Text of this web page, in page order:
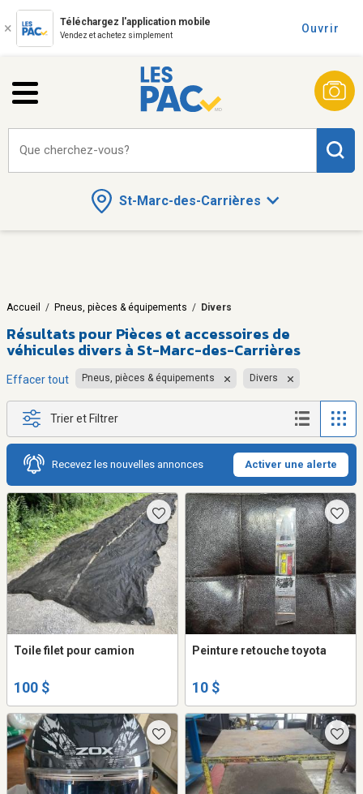
Téléchargez l'application mobile
Vendez et achetez simplement
Ouvrir
St-Marc-des-Carrières
Que cherchez-vous?
Accueil / Pneus, pièces & équipements / Divers
Résultats pour Pièces et accessoires de
véhicules divers à St-Marc-des-Carrières
Effacer tout Pneus, pièces & équipements Divers
Trier et Filtrer
Recevez les nouvelles annonces Activer une alerte
Toile filet pour camion
100 $
Peinture retouche toyota
10 $